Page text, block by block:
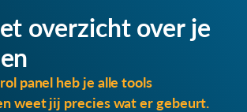
overzicht over je
panel heb je alle tools
weet jij precies wat er gebeurt.